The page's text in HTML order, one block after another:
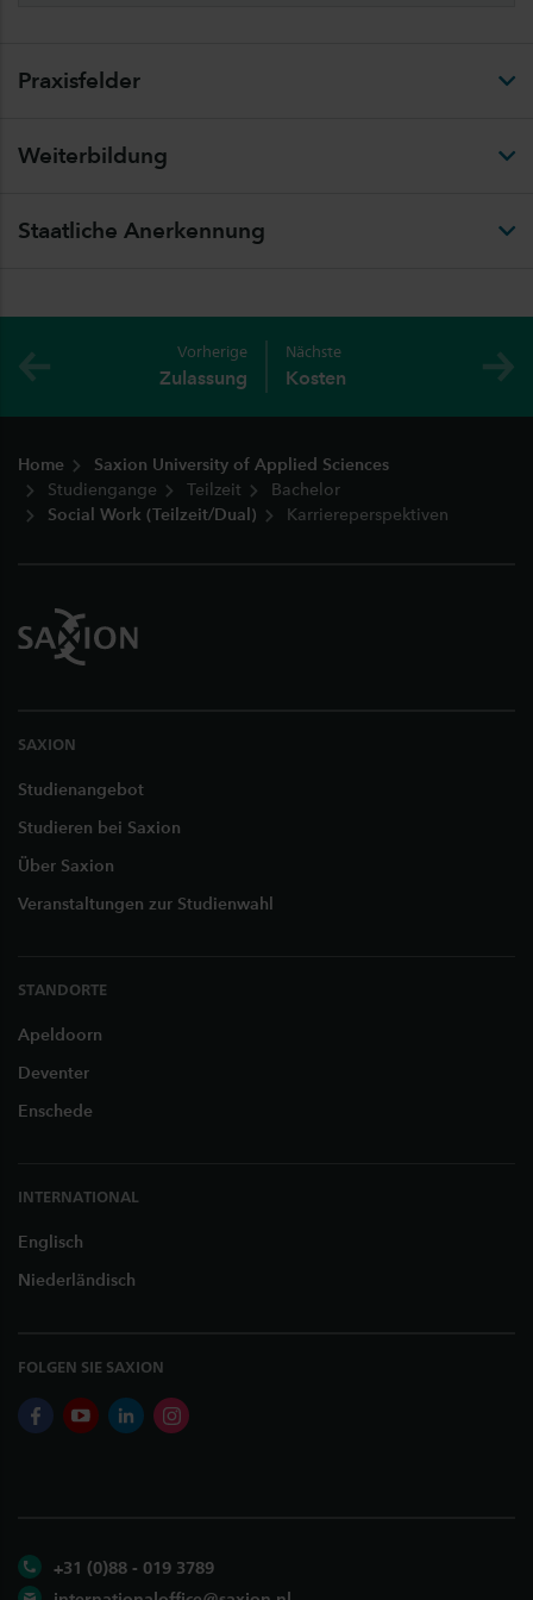
Praxisfelder
Weiterbildung
Staatliche Anerkennung
Vorherige
Zulassung
Nächste
Kosten
Home
Saxion University of Applied Sciences
Studiengange
Teilzeit
Bachelor
Social Work (Teilzeit/Dual)
Karriereperspektiven
SAXION
Studienangebot
Studieren bei Saxion
Über Saxion
Veranstaltungen zur Studienwahl
STANDORTE
Apeldoorn
Deventer
Enschede
INTERNATIONAL
Englisch
Niederländisch
FOLGEN SIE SAXION
facebookyoutubelinkedininstagram
+31 (0)88 - 019 3789